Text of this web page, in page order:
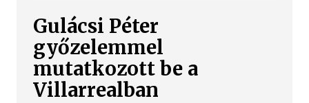
Gulácsi Péter
győzelemmel
mutatkozott be a
Villarrealban